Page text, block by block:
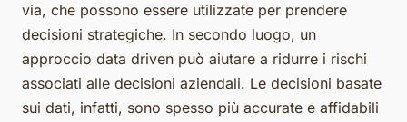
via, che possono essere utilizzate per prendere
decisioni strategiche. In secondo luogo, un
approccio data driven può aiutare a ridurre i rischi
associati alle decisioni aziendali. Le decisioni basate
sui dati, infatti, sono spesso più accurate e affidabili